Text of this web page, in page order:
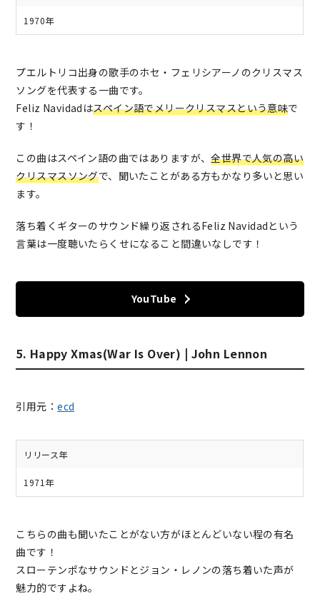
1970年
プエルトリコ出身の歌手のホセ・フェリシアーノのクリスマス
ソングを代表する一曲です。
Feliz Navidadはスペイン語でメリークリスマスという意味で
す！
この曲はスペイン語の曲ではありますが、全世界で人気の高い
クリスマスソングで、聞いたことがある方もかなり多いと思い
ます。
落ち着くギターのサウンド繰り返されるFeliz Navidadという
言葉は一度聴いたらくせになること間違いなしです！
YouTube
5. Happy Xmas(War Is Over) | John Lennon
引用元：ecd
リリース年
1971年
こちらの曲も聞いたことがない方がほとんどいない程の有名
曲です！
スローテンポなサウンドとジョン・レノンの落ち着いた声が
魅力的ですよね。